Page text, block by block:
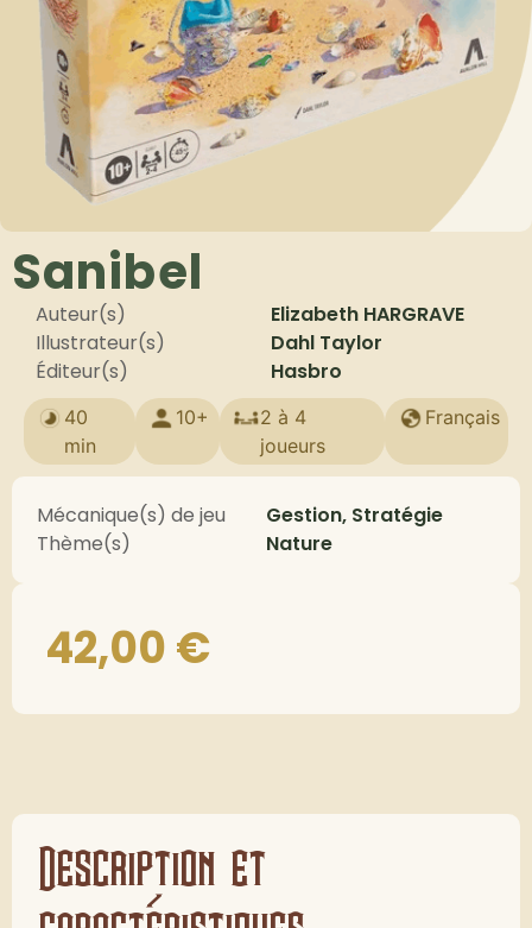
Sanibel
Auteur(s)
Elizabeth HARGRAVE
Illustrateur(s)
Dahl Taylor
Éditeur(s)
Hasbro
40
min
10+
2 à 4
joueurs
Français
Mécanique(s) de jeu
Gestion, Stratégie
Thème(s)
Nature
42,00€
Description et